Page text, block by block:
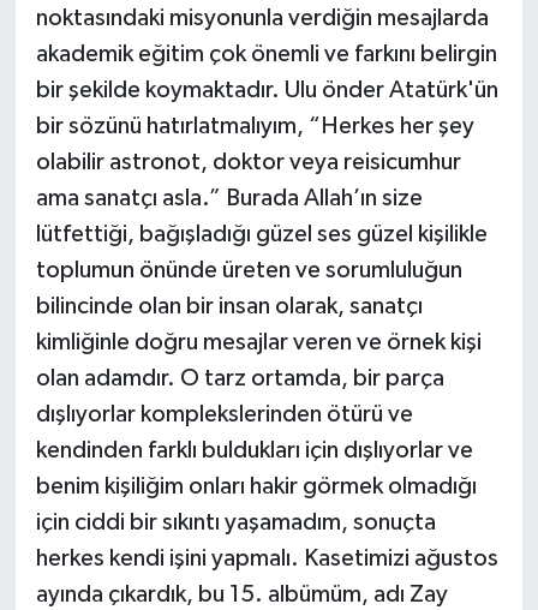
noktasındaki misyonunla verdiğin mesajlarda
akademik eğitim çok önemli ve farkını belirgin
bir şekilde koymaktadır. Ulu önder Atatürk'ün
bir sözünü hatırlatmalıyım, “Herkes her şey
olabilir astronot, doktor veya reisicumhur
ama sanatçı asla.” Burada Allah’ın size
lütfettiği, bağışladığı güzel ses güzel kişilikle
toplumun önünde üreten ve sorumluluğun
bilincinde olan bir insan olarak, sanatçı
kimliğinle doğru mesajlar veren ve örnek kişi
olan adamdır. O tarz ortamda, bir parça
dışlıyorlar komplekslerinden ötürü ve
kendinden farklı buldukları için dışlıyorlar ve
benim kişiliğim onları hakir görmek olmadığı
için ciddi bir sıkıntı yaşamadım, sonuçta
herkes kendi işini yapmalı. Kasetimizi ağustos
ayında çıkardık, bu 15. albümüm, adı Zay